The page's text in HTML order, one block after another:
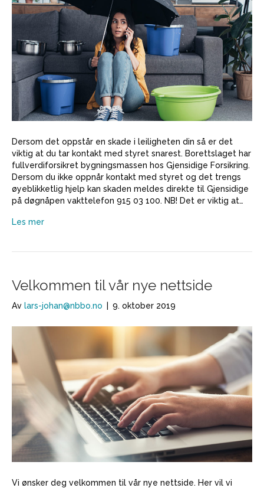
Dersom det oppstår en skade i leiligheten din så er det
viktig at du tar kontakt med styret snarest. Borettslaget har
fullverdiforsikret bygningsmassen hos Gjensidige Forsikring.
Dersom du ikke oppnår kontakt med styret og det trengs
øyeblikketlig hjelp kan skaden meldes direkte til Gjensidige
på døgnåpen vakttelefon 915 03 100. NB! Det er viktig at…
Les mer
Velkommen til vår nye nettside
Av lars-johan@nbbo.no 9. oktober 2019
Vi ønsker deg velkommen til vår nye nettside. Her vil vi